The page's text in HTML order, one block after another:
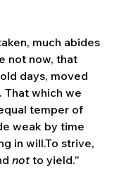
much abides
not now, that
days, moved
That which we
temper of
weak by time
in will.To strive,
not to yield.”